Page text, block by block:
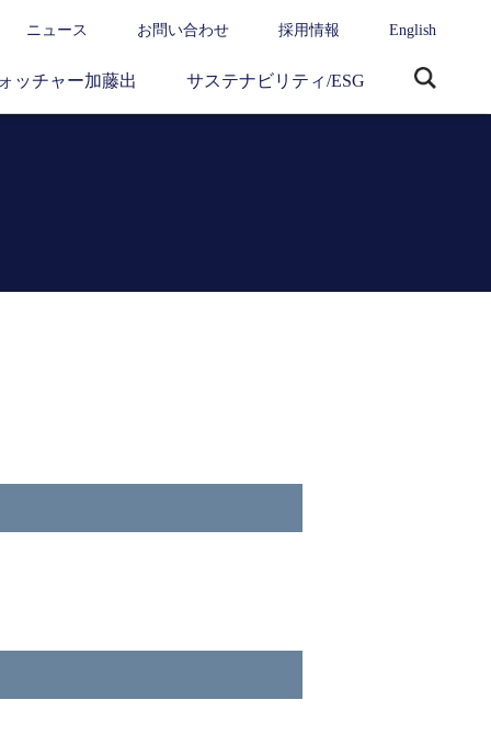
ニュース お問い合わせ 採用情報 English
ッチャー加藤出 サステナビリティ/ESG